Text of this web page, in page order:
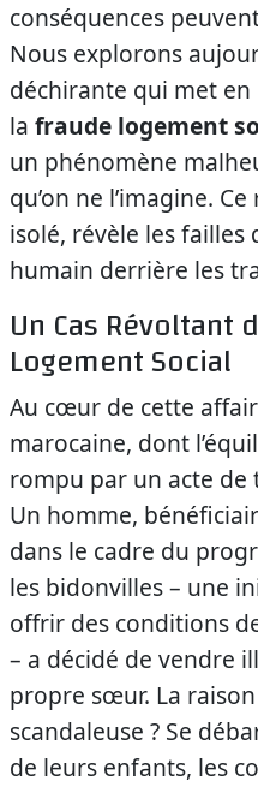
conséquences
Nous explorons
déchirante qui met en
la fraude logement
un phénomène
qu’on ne l’imagine.
isolé, révèle les failles
humain derrière les
Un Cas Révoltant
Logement Social
Au cœur de cette
marocaine, dont
rompu par un acte
Un homme,
dans le cadre du
les bidonvilles – une
offrir des conditions
– a décidé de vendre
propre sœur. La
scandaleuse ? Se
de leurs enfants, les